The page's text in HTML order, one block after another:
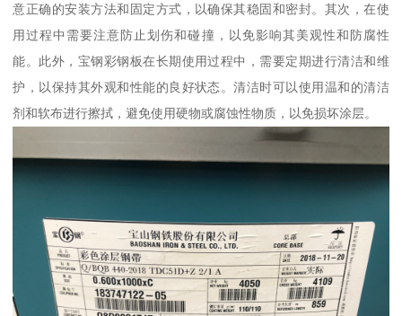
意正确的安装方法和固定方式，以确保其稳固和密封。其次，在使
用过程中需要注意防止划伤和碰撞，以免影响其美观性和防腐性
能。此外，宝钢彩钢板在长期使用过程中，需要定期进行清洁和维
护，以保持其外观和性能的良好状态。清洁时可以使用温和的清洁
剂和软布进行擦拭，避免使用硬物或腐蚀性物质，以免损坏涂层。